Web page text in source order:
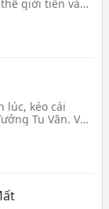
giới tiến vào
lúc, kéo cái
Tu Văn. Về